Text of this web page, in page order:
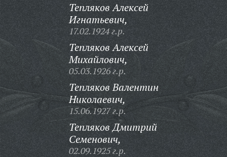
Тепляков Алексей
Игнатьевич,
17.02.1924 г.р.
Тепляков Алексей
Михайлович,
05.03.1926 г.р.
Тепляков Валентин
Николаевич,
15.06.1927 г.р.
Тепляков Дмитрий
Семенович,
02.09.1925 г.р.